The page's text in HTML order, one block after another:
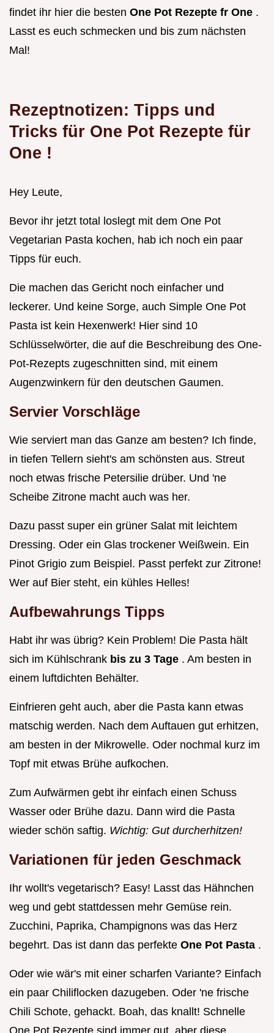
findet ihr hier die besten One Pot Rezepte fr One .
Lasst es euch schmecken und bis zum nächsten
Mal!
Rezeptnotizen: Tipps und
Tricks für One Pot Rezepte für
One !
Hey Leute,
Bevor ihr jetzt total loslegt mit dem One Pot
Vegetarian Pasta kochen, hab ich noch ein paar
Tipps für euch.
Die machen das Gericht noch einfacher und
leckerer. Und keine Sorge, auch Simple One Pot
Pasta ist kein Hexenwerk! Hier sind 10
Schlüsselwörter, die auf die Beschreibung des One-
Pot-Rezepts zugeschnitten sind, mit einem
Augenzwinkern für den deutschen Gaumen.
Servier Vorschläge
Wie serviert man das Ganze am besten? Ich finde,
in tiefen Tellern sieht's am schönsten aus. Streut
noch etwas frische Petersilie drüber. Und 'ne
Scheibe Zitrone macht auch was her.
Dazu passt super ein grüner Salat mit leichtem
Dressing. Oder ein Glas trockener Weißwein. Ein
Pinot Grigio zum Beispiel. Passt perfekt zur Zitrone!
Wer auf Bier steht, ein kühles Helles!
Aufbewahrungs Tipps
Habt ihr was übrig? Kein Problem! Die Pasta hält
sich im Kühlschrank bis zu 3 Tage . Am besten in
einem luftdichten Behälter.
Einfrieren geht auch, aber die Pasta kann etwas
matschig werden. Nach dem Auftauen gut erhitzen,
am besten in der Mikrowelle. Oder nochmal kurz im
Topf mit etwas Brühe aufkochen.
Zum Aufwärmen gebt ihr einfach einen Schuss
Wasser oder Brühe dazu. Dann wird die Pasta
wieder schön saftig. Wichtig: Gut durcherhitzen!
Variationen für jeden Geschmack
Ihr wollt's vegetarisch? Easy! Lasst das Hähnchen
weg und gebt stattdessen mehr Gemüse rein.
Zucchini, Paprika, Champignons was das Herz
begehrt. Das ist dann das perfekte One Pot Pasta .
Oder wie wär's mit einer scharfen Variante? Einfach
ein paar Chiliflocken dazugeben. Oder 'ne frische
Chili Schote, gehackt. Boah, das knallt! Schnelle
One Pot Rezepte sind immer gut, aber diese